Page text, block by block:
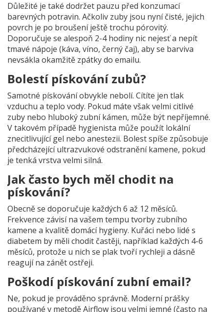
Důležité je také dodržet pauzu před konzumací
barevných potravin. Ačkoliv zuby jsou nyní čisté, jejich
povrch je po broušení ještě trochu pórovitý.
Doporučuje se alespoň 2-4 hodiny nic nejesť a nepít
tmavé nápoje (káva, víno, černý čaj), aby se barviva
nevsákla okamžitě zpátky do emailu.
Bolestí pískování zubů?
Samotné pískování obvykle nebolí. Cítíte jen tlak
vzduchu a teplo vody. Pokud máte však velmi citlivé
zuby nebo hluboký zubní kámen, může být nepříjemné.
V takovém případě hygienista může použít lokální
znecitlivující gel nebo anestezii. Bolest spíše způsobuje
předcházející ultrazvukové odstranění kamene, pokud
je tenká vrstva velmi silná.
Jak často bych měl chodit na
pískování?
Obecně se doporučuje každých 6 až 12 měsíců.
Frekvence závisí na vašem tempu tvorby zubního
kamene a kvalitě domácí hygieny. Kuřáci nebo lidé s
diabetem by měli chodit častěji, například každých 4-6
měsíců, protože u nich se plak tvoří rychleji a dásně
reagují na zánět ostřeji.
Poškodí pískování zubní email?
Ne, pokud je prováděno správně. Moderní prášky
používané v metodě Airflow jsou velmi jemné (často na